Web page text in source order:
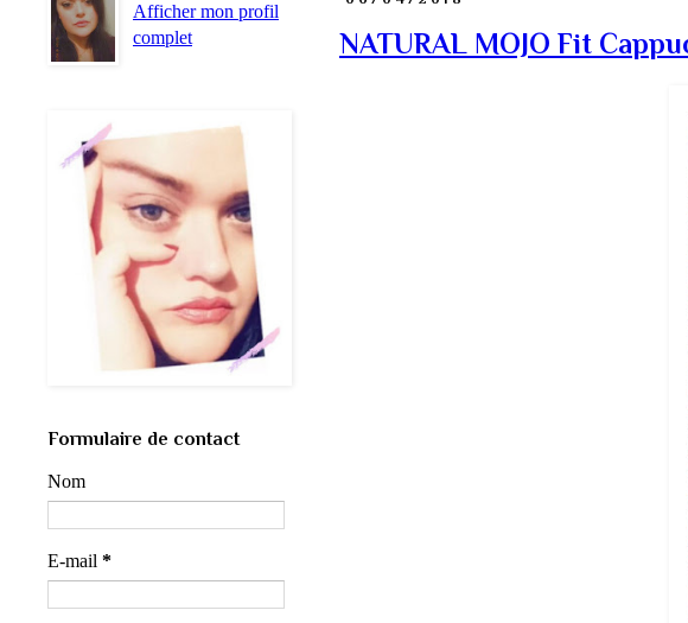
NATURAL MOJO Fit
Afficher mon profil
complet
Formulaire de contact
Nom
E-mail *